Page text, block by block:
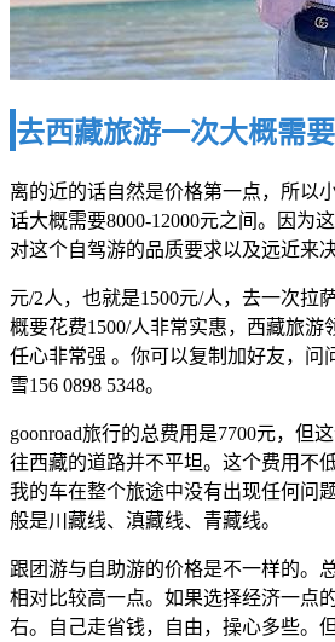
去西藏旅游一次大概需
离的近的话自然是价格第一点，所以
话大概需要8000-12000元之间。因为
对这个自驾游的品质要求以及远近来决
元/2人，也就是1500元/人，去一次拉
概要花费1500/人非常实惠，西藏旅游
任心非常强 。你可以复制加好友，问
雪156 0898 5348。
goonroad旅行的总费用是7700元，但
往西藏的道路并不平坦。这个费用不
我的车在整个旅途中没有出现任何问
般是川藏线、滇藏线、青藏线。
跟团游与自助游的价格是不一样的。
相对比较高一点。如果选择经济一点
右。自己走省钱，自由，操心多些。